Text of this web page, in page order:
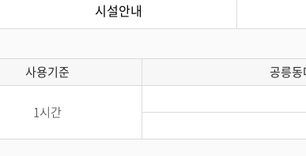
시설안내
사용기준 공릉동
1시간